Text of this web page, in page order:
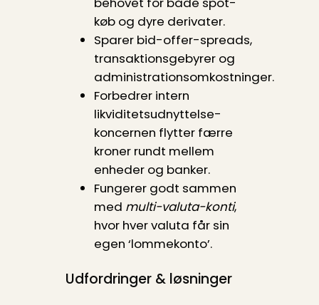
køb og dyre derivater.
Sparer bid-offer-spreads,
transaktionsgebyrer og
administrationsomkostninger.
Forbedrer intern
likviditetsudnyttelse-
koncernen flytter færre
kroner rundt mellem
enheder og banker.
Fungerer godt sammen
med multi-valuta-konti,
hvor hver valuta får sin
egen ‘lommekonto’.
Udfordringer & løsninger